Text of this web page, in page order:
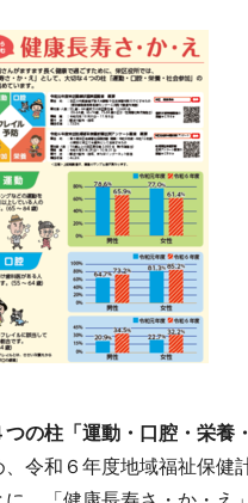
つの柱「運動・口腔・栄養
、令和６年度地域福祉保健